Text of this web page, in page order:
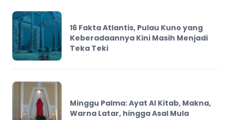
16 Fakta Atlantis, Pulau Kuno yang
Keberadaannya Kini Masih Menjadi
Teka Teki
Minggu Palma: Ayat Al Kitab, Makna,
Warna Latar, hingga Asal Mula